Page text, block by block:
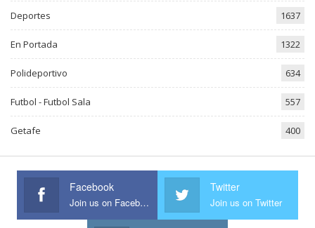
Deportes 1637
En Portada 1322
Polideportivo 634
Futbol - Futbol Sala 557
Getafe 400
Facebook
Join us on Facebook
Twitter
Join us on Twitter